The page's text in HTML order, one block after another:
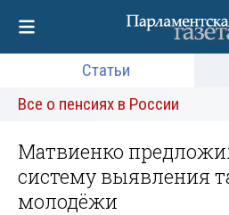
Статьи
Все о пенсиях в России
Матвиенко
систему выявления
молодёжи